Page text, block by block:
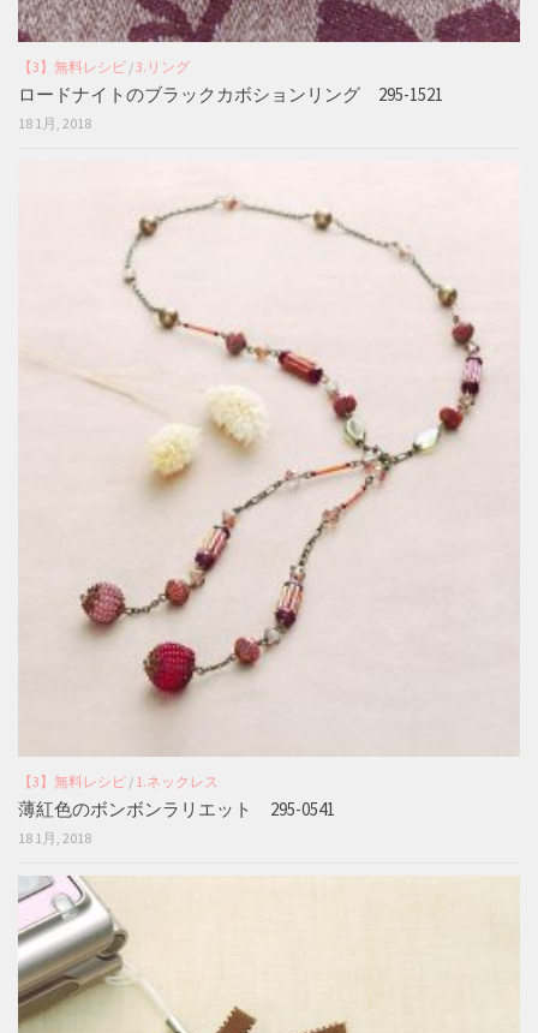
【3】無料レシピ /3.リング
ロードナイトのブラックカボションリング 295-1521
18 1月, 2018
【3】無料レシピ / 1.ネックレス
薄紅色のボンボンラリエット 295-0541
18 1月, 2018